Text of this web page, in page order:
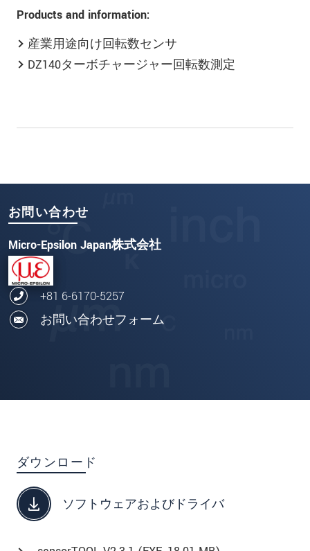
Products and information:
産業用途向け回転数センサ
DZ140ターボチャージャー回転数測定
お問い合わせ
Micro-Epsilon Japan株式会社
+81 6-6170-5257
お問い合わせフォーム
ダウンロード
ソフトウェアおよびドライバ